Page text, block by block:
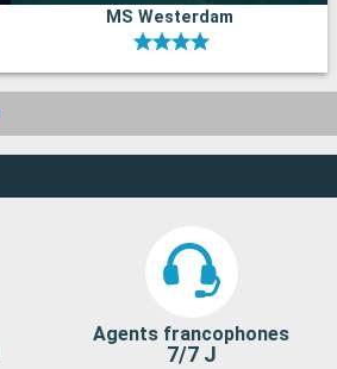
MS Westerdam
Agents francophones
7/7 J